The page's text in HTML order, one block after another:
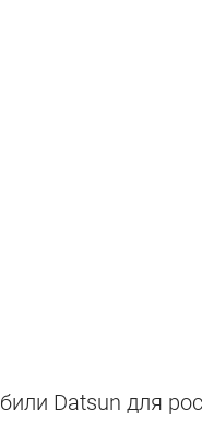
Datsun для